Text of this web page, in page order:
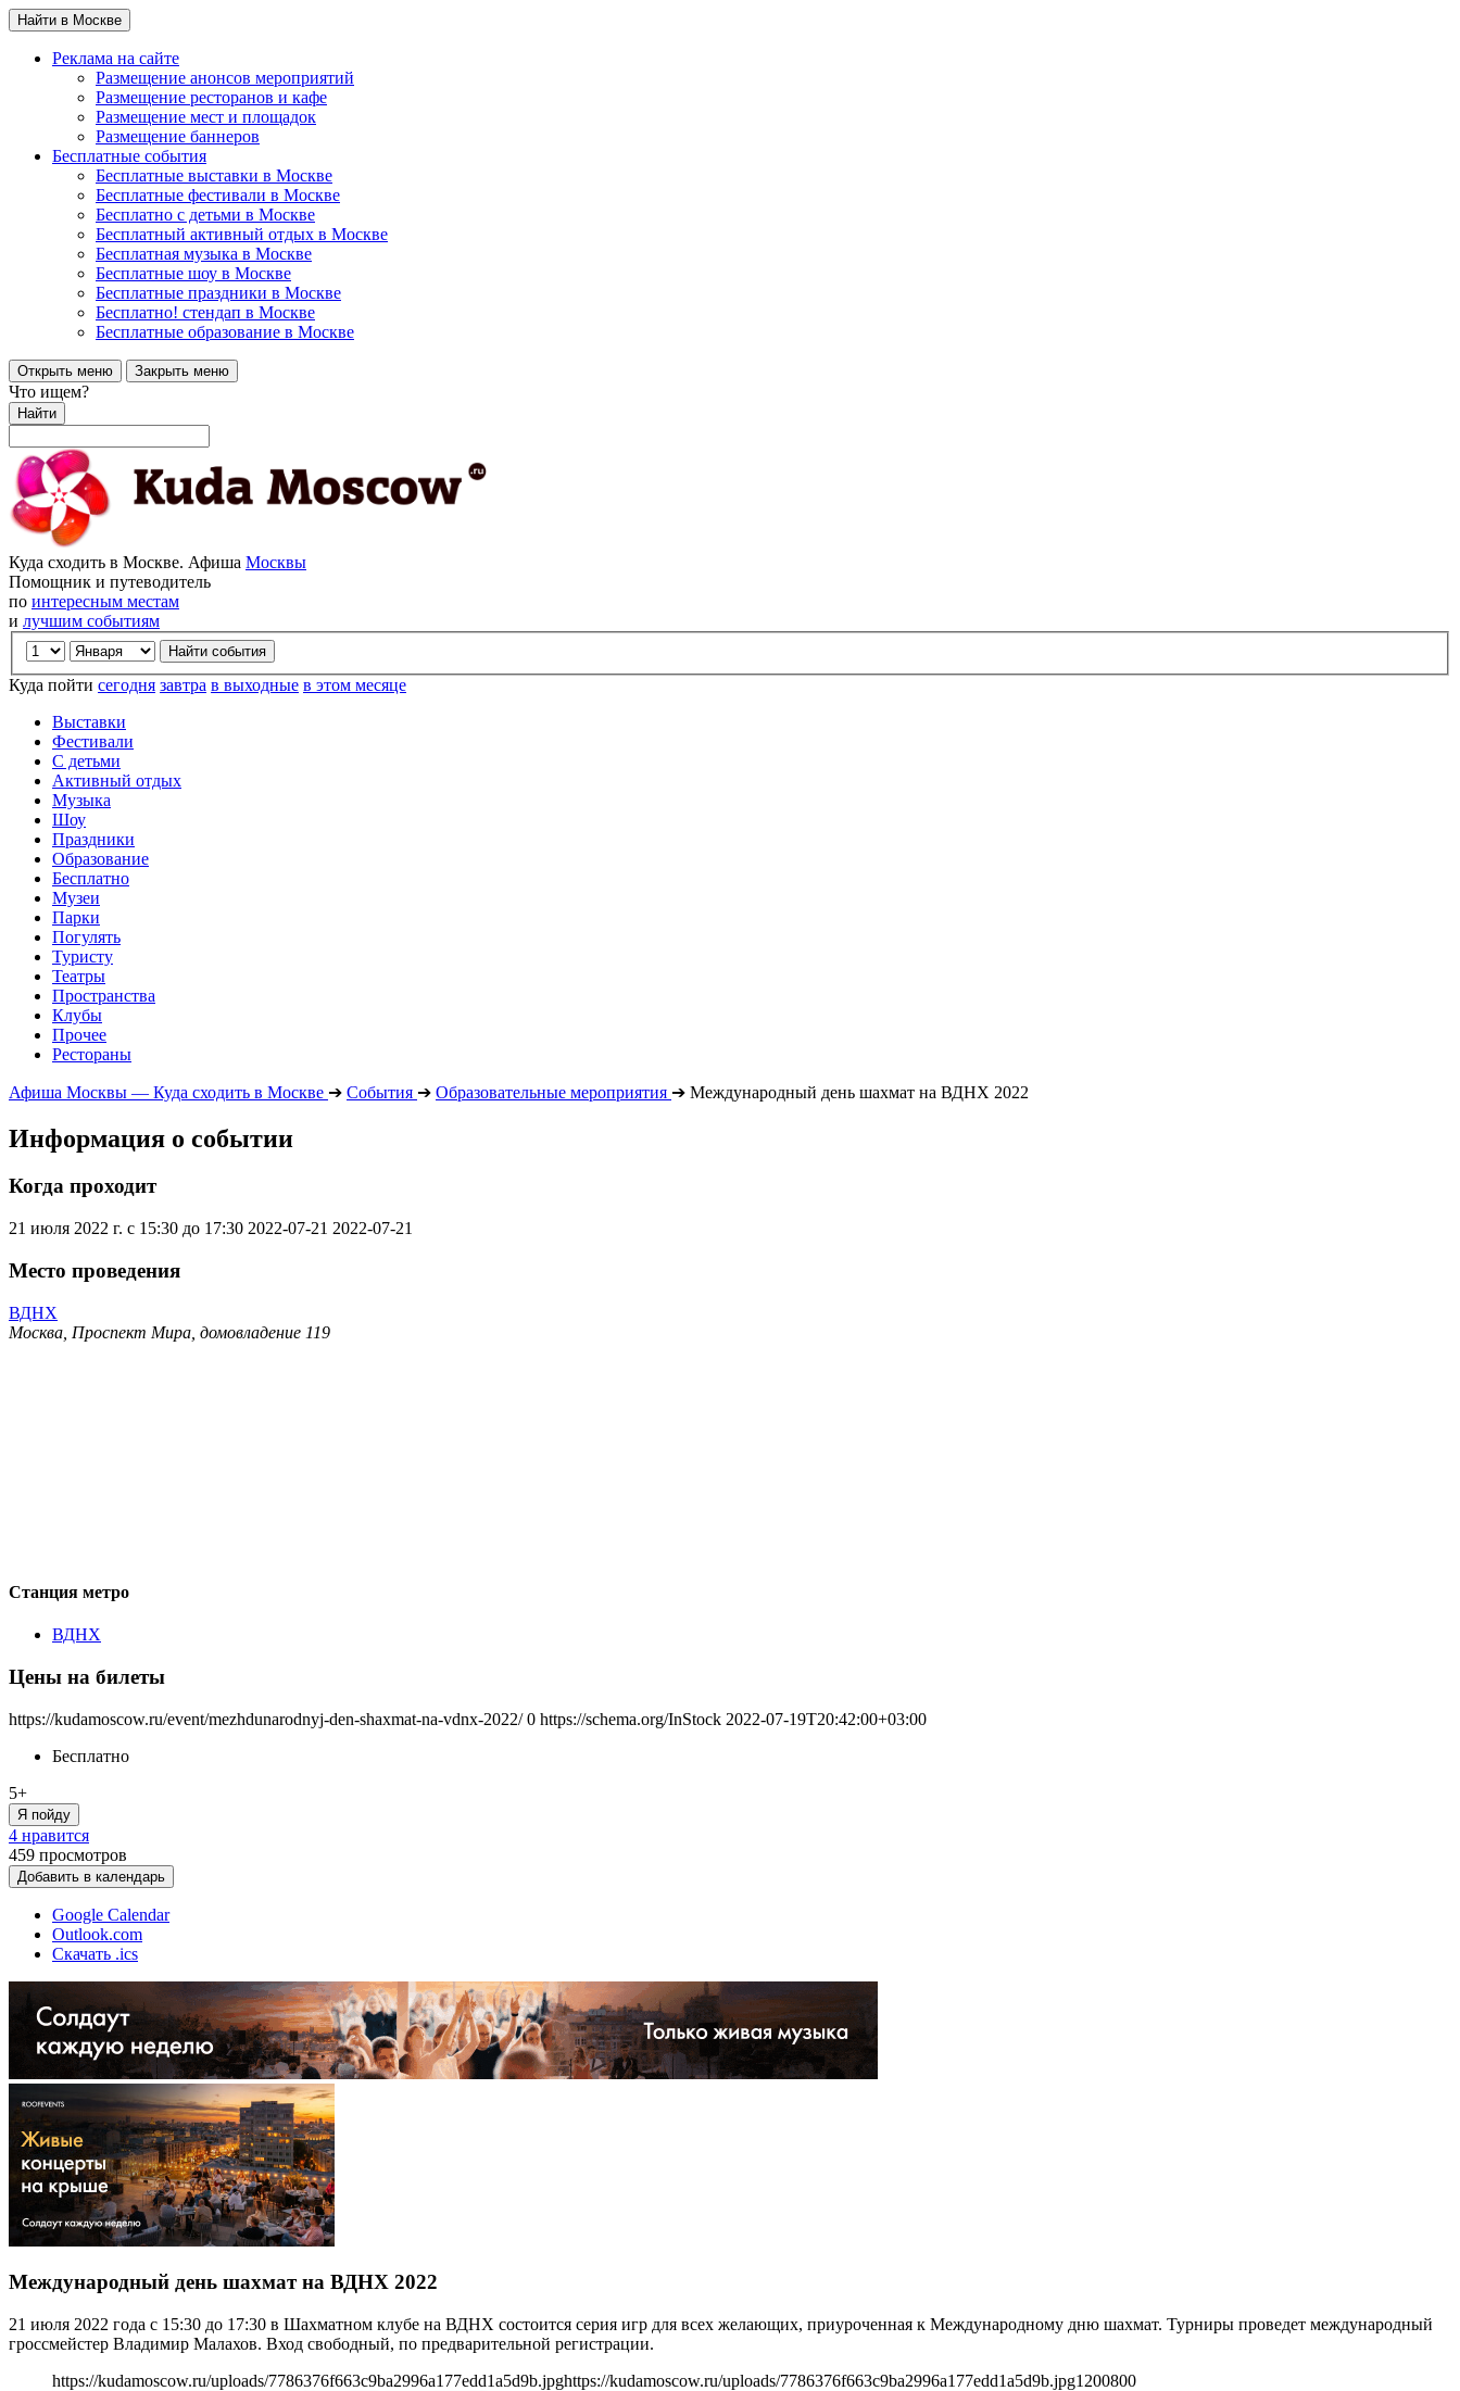
Найти в Москве
Реклама на сайте
Размещение анонсов мероприятий
Размещение ресторанов и кафе
Размещение мест и площадок
Размещение баннеров
Бесплатные события
Бесплатные выставки в Москве
Бесплатные фестивали в Москве
Бесплатно с детьми в Москве
Бесплатный активный отдых в Москве
Бесплатная музыка в Москве
Бесплатные шоу в Москве
Бесплатные праздники в Москве
Бесплатно! стендап в Москве
Бесплатные образование в Москве
Открыть меню Закрыть меню
Что ищем?
Найти
Куда сходить в Москве. Афиша Москвы
Помощник и путеводитель
по интересным местам
и лучшим событиям
Куда пойти сегодня завтра в выходные в этом месяце
Выставки
Фестивали
С детьми
Активный отдых
Музыка
Шоу
Праздники
Образование
Бесплатно
Музеи
Парки
Погулять
Туристу
Театры
Пространства
Клубы
Прочее
Рестораны
Афиша Москвы — Куда сходить в Москве ➔ События ➔ Образовательные мероприятия ➔ Международный день шахмат на ВДНХ 2022
Информация о событии
Когда проходит
21 июля 2022 г. с 15:30 до 17:30 2022-07-21 2022-07-21
Место проведения
ВДНХ
Москва, Проспект Мира, домовладение 119
Станция метро
ВДНХ
Цены на билеты
https://kudamoscow.ru/event/mezhdunarodnyj-den-shaxmat-na-vdnx-2022/ 0 https://schema.org/InStock 2022-07-19T20:42:00+03:00
Бесплатно
5+
Я пойду
4 нравится
459 просмотров
Добавить в календарь
Google Calendar
Outlook.com
Скачать .ics
Международный день шахмат на ВДНХ 2022
21 июля 2022 года с 15:30 до 17:30 в Шахматном клубе на ВДНХ состоится серия игр для всех желающих, приуроченная к Международному дню шахмат. Турниры проведет международный
гроссмейстер Владимир Малахов. Вход свободный, по предварительной регистрации.
https://kudamoscow.ru/uploads/7786376f663c9ba2996a177edd1a5d9b.jpghttps://kudamoscow.ru/uploads/7786376f663c9ba2996a177edd1a5d9b.jpg1200800